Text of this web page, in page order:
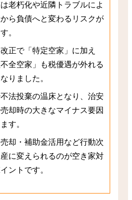
老朽化や近隣トラブルによ
ら負債へと変わるリスクが
。
正で「特定空家」に加え
不全空家」も税優遇が外れる
りました。
法投棄の温床となり、治安
却時の大きなマイナス要因
す。
却・補助金活用など行動次
に変えられるのが空き家対
ントです。